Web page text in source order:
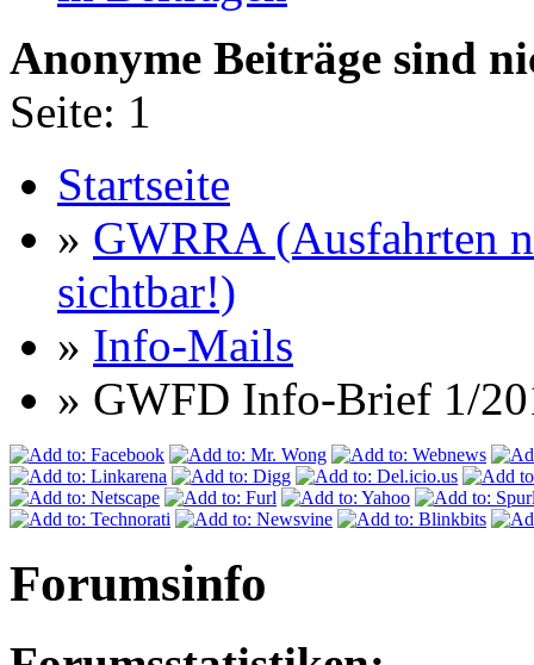
Anonyme Beiträge sind
Seite: 1
Startseite
» GWRRA (Ausfahrten
sichtbar!)
» Info-Mails
» GWFD Info-Brief 1/
Forumsinfo